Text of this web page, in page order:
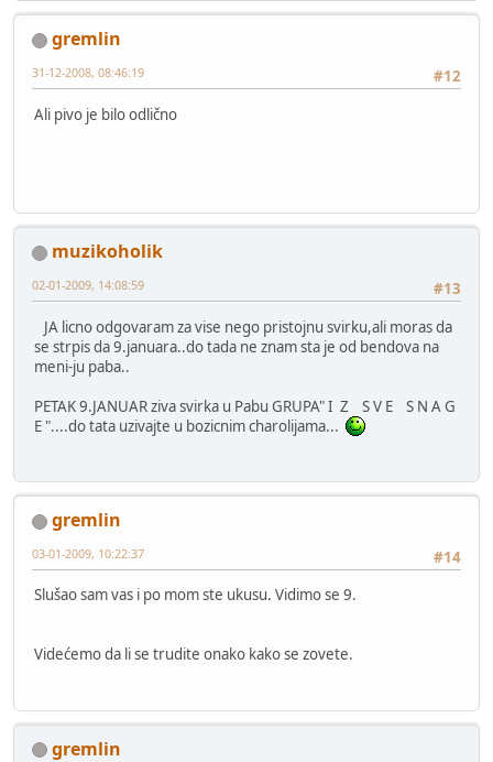
gremlin
#12
31-12-2008, 08:46:19
Ali pivo je bilo odlično
muzikoholik
#13
02-01-2009, 14:08:59
JA licno odgovaram za vise nego pristojnu svirku,ali moras da
se strpis da 9.januara..do tada ne znam sta je od bendova na
meni-ju paba..
PETAK 9.JANUAR ziva svirka u Pabu GRUPA" I Z S V E S N A G
E "....do tata uzivajte u bozicnim charolijama...
gremlin
#14
03-01-2009, 10:22:37
Slušao sam vas i po mom ste ukusu. Vidimo se 9.
Videćemo da li se trudite onako kako se zovete.
gremlin